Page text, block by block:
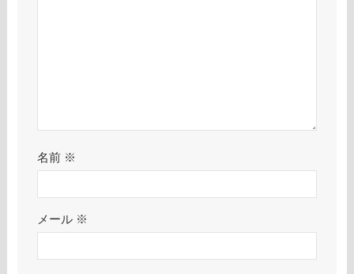
名前 ※
メール ※